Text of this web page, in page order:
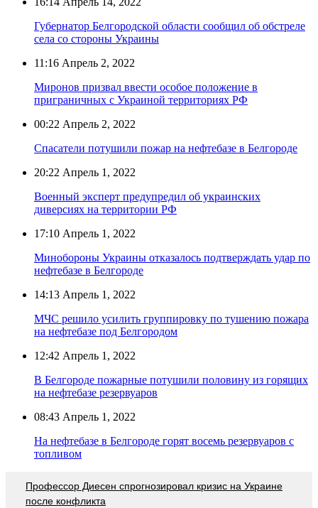
Губернатор Белгородской области сообщил об обстреле
села со стороны Украины
11:16 Апрель 2, 2022
Миронов призвал ввести особое положение в
приграничных с Украиной территориях РФ
00:22 Апрель 2, 2022
Спасатели потушили пожар на нефтебазе в Белгороде
20:22 Апрель 1, 2022
Военный эксперт предупредил об украинских
диверсиях на территории РФ
17:10 Апрель 1, 2022
Минобороны Украины отказалось подтверждать удар по
нефтебазе в Белгороде
14:13 Апрель 1, 2022
МЧС решило усилить группировку по тушению пожара
на нефтебазе под Белгородом
12:42 Апрель 1, 2022
В Белгороде пожарные потушили половину из горящих
на нефтебазе резервуаров
08:43 Апрель 1, 2022
На нефтебазе в Белгороде горят восемь резервуаров с
топливом
Профессор Диесен спрогнозировал кризис на Украине
после конфликта